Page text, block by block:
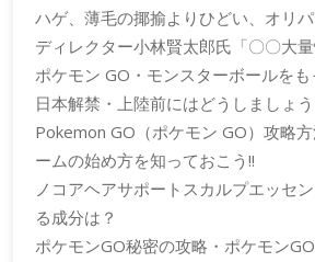
ハゲ、薄毛の揶揄よりひどい、オリ
ディレクター小林賢太郎氏「〇〇大量
ポケモン GO・モンスターボールをも
日本解禁・上陸前にはどうしましょう
Pokemon GO（ポケモン GO）攻略
ームの始め方を知っておこう!!
ノコアヘアサポートスカルプエッセ
る成分は？
ポケモンGO秘密の攻略・ポケモン